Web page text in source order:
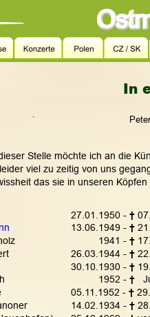
†  In
.
Stelle möchte ich an die
viel zu zeitig von uns
das sie in unseren
27.01.1950 - †
13.06.1949 - †
          1941 -
†
26.03.1944 - †
30.10.1930 - †
          1952 -
†
05.11.1952 - †
14.02.1934 - †